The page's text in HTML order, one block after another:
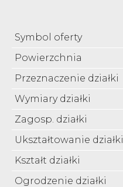
Symbol oferty
Powierzchnia
Przeznaczenie działki
Wymiary działki
Zagosp. działki
Ukształtowanie działki
Kształt działki
Ogrodzenie działki